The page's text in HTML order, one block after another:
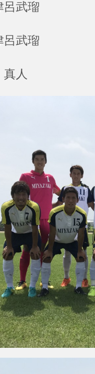
武瑠
武瑠
人